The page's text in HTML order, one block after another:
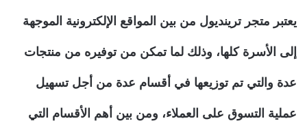
يعتبر متجر ترينديول من بين المواقع الإلكترونية الموجهة
إلى الأسرة كلها، وذلك لما تمكن من توفيره من منتجات
عدة والتي تم توزيعها في أقسام عدة من أجل تسهيل
عملية التسوق على العملاء، ومن بين أهم الأقسام التي